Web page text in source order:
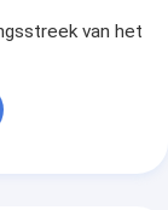
van het